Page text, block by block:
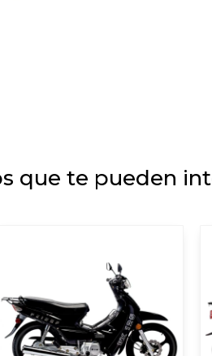
que te pueden